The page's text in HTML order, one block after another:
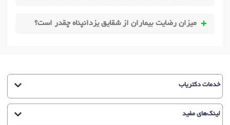
میزان رضایت بیماران از شقایق یزدانپناه چقدر است؟
خدمات دکتریاب
لینک‌های مفید